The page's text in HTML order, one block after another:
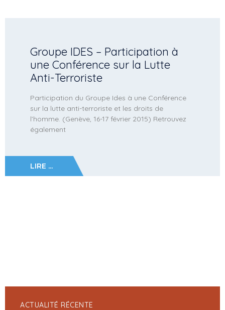
Groupe IDES – Participation à
une Conférence sur la Lutte
Anti-Terroriste
Participation du Groupe Ides à une Conférence
sur la lutte anti-terroriste et les droits de
l’homme. (Genève, 16-17 février 2015) Retrouvez
également
LIRE ...
ACTUALITÉ RÉCENTE